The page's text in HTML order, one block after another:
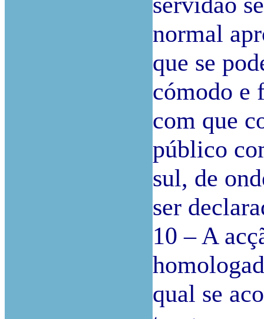
normal
que se
cómodo e
com que
público
sul, de
ser
10 – A
qual se